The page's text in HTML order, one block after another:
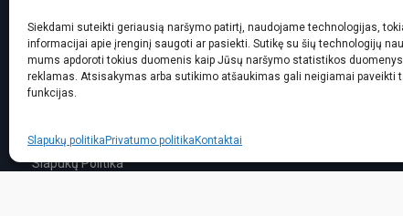
Siekdami suteikti geriausią naršymo patirtį, naudojame technologijas,
informacijai apie įrenginį saugoti ar pasiekti. Sutikę su šių technologijų
mums apdoroti tokius duomenis kaip Jūsų naršymo statistikos
reklamas. Atsisakymas arba sutikimo atšaukimas gali neigiamai paveikti
funkcijas.
Slapukų politika Privatumo politika Kontaktai
Norintiems pirkti
Projektai
Interjero sprendimai
Kitos paslaugos
Privatumo Politika
Slapukų Politika